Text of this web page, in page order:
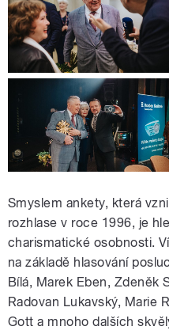
Smyslem ankety, která
rozhlase v roce 1996, je
charismatické osobnosti.
na základě hlasování
Bílá, Marek Eben, Zdeněk
Radovan Lukavský, Marie
Gott a mnoho dalších